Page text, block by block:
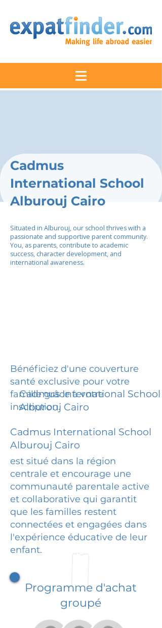
Cadmus
International School
Alburouj Cairo
Situated in Alburouj, our school thrives with a
passionate and supportive parent community.
You, as parents, contribute to academic
success, character development, and
international awareness.
Bénéficiez d'une couverture
santé exclusive pour votre
famille grâce à votre
inscription.
Cadmus International School
Alburouj Cairo
Cadmus International School
Alburouj Cairo
est situé dans la région
centrale et encourage une
communauté parentale active
et collaborative qui garantit
que les familles restent
connectées et engagées dans
l'expérience éducative de leur
enfant.
Programme d'achat
groupé